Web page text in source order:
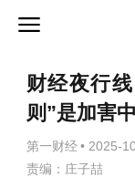
财经夜行
则”是加害
第一财经 • 2025-
责编：庄子喆